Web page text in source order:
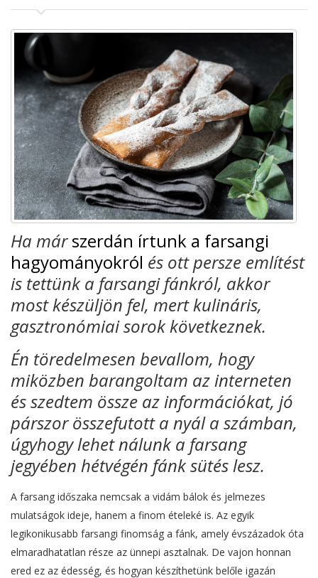
Ha márszerdán írtunk a farsangi
hagyományokról és ott persze említést
is tettünk a farsangi fánkról, akkor
most készüljön fel, mert kulináris,
gasztronómiai sorok következnek.
Én töredelmesen bevallom, hogy
miközben barangoltam az interneten
és szedtem össze az információkat, jó
párszor összefutott a nyál a számban,
úgyhogy lehet nálunk a farsang
jegyében hétvégén fánk sütés lesz.
A farsang időszaka nemcsak a vidám bálok és jelmezes
mulatságok ideje, hanem a finom ételeké is. Az egyik
legikonikusabb farsangi finomság a fánk, amely évszázadok óta
elmaradhatatlan része az ünnepi asztalnak. De vajon honnan
ered ez az édesség, és hogyan készíthetünk belőle igazán